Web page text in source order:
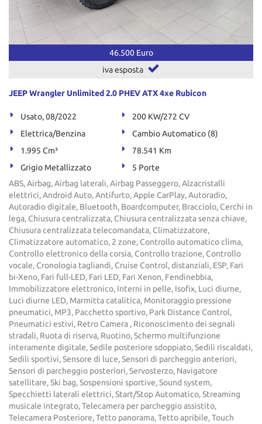
46.500 Euro
iva esposta
JEEP Wrangler Unlimited 2.0 PHEV ATX 4xe Rubicon
Usato, 08/2022
200 KW/272 CV
Elettrica/Benzina
Cambio Automatico (8)
1.995 Cm³
78.541 Km
Grigio Metallizzato
5 Porte
ABS, Airbag, Airbag laterali, Airbag Passeggero, Alzacristalli
elettrici, Android Auto, Antifurto, Apple CarPlay, Autoradio,
Autoradio digitale, Bluetooth, Boardcomputer, Bracciolo, Cerchi in
lega, Chiusura centralizzata, Chiusura centralizzata senza chiave,
Chiusura centralizzata telecomandata, Climatizzatore,
Climatizzatore automatico, 2 zone, Controllo automatico clima,
Controllo elettronico della corsia, Controllo trazione, Controllo
vocale, Cronologia tagliandi, Cruise Control, distanziali, ESP, Fari
bi-Xeno, Fari full-LED, Fari LED, Fari Xenon, Fendinebbia,
Immobilizzatore elettronico, Interni in pelle, Isofix, Luci diurne,
Luci diurne LED, Marmitta catalitica, Monitoraggio pressione
pneumatici, MP3, Pacchetto sportivo, Park Distance Control,
Pneumatici estivi, Retro Camera , Riconoscimento dei segnali
stradali, Ruota di riserva, Ruotino, Schermo multifunzione
interamente digitale, Sedile posteriore sdoppiato, Sedili riscaldati,
Sedili sportivi, Sensore di luce, Sensori di parcheggio anteriori,
Sensori di parcheggio posteriori, Servosterzo, Navigatore
satellitare, Ski bag, Sospensioni sportive, Sound system,
Specchietti laterali elettrici, Start/Stop Automatico, Streaming
musicale integrato, Telecamera per parcheggio assistito,
Telecamera Posteriore, Tetto panorama, Tetto apribile, Touch